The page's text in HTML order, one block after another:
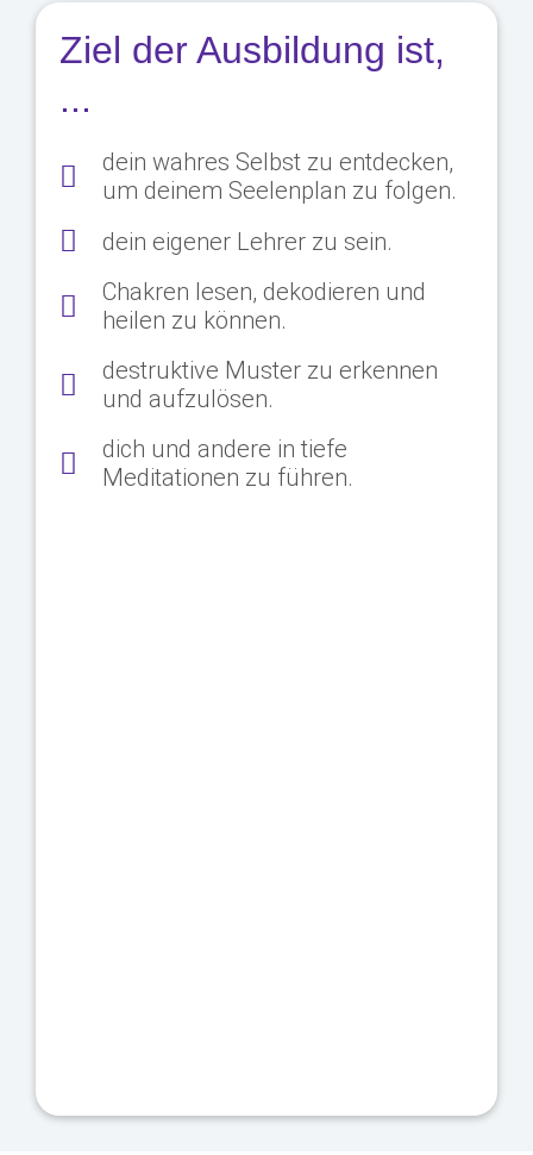
Ziel der Ausbildung ist,
...
dein wahres Selbst zu entdecken,
um deinem Seelenplan zu folgen.
dein eigener Lehrer zu sein.
Chakren lesen, dekodieren und
heilen zu können.
destruktive Muster zu erkennen
und aufzulösen.
dich und andere in tiefe
Meditationen zu führen.